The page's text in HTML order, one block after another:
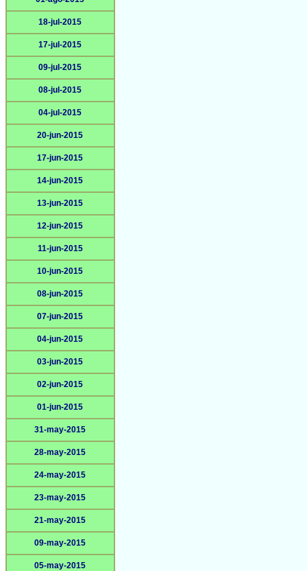
18-jul-2015
17-jul-2015
09-jul-2015
08-jul-2015
04-jul-2015
20-jun-2015
17-jun-2015
14-jun-2015
13-jun-2015
12-jun-2015
11-jun-2015
10-jun-2015
08-jun-2015
07-jun-2015
04-jun-2015
03-jun-2015
02-jun-2015
01-jun-2015
31-may-2015
28-may-2015
24-may-2015
23-may-2015
21-may-2015
09-may-2015
05-may-2015